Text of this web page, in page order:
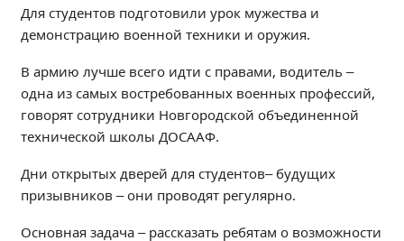
Наблюдательный совет
Информация
Независимая оценка качества
Профориентация
Обращения онлайн
Контакты
Региональный центр по профилактике ДДТТ
Учебно-производственный комплекс
Центр карьеры
Для студентов подготовили урок мужества и
демонстрацию военной техники и оружия.
В армию лучше всего идти с правами, водитель –
одна из самых востребованных военных профессий,
говорят сотрудники Новгородской объединенной
технической школы ДОСААФ.
Дни открытых дверей для студентов– будущих
призывников – они проводят регулярно.
Основная задача – рассказать ребятам о возможности